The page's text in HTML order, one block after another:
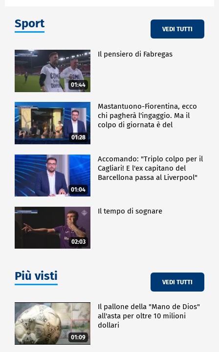
Sport VEDI TUTTI
01:44
Il pensiero di Fabregas
01:28
Mastantuono-Fiorentina, ecco
chi pagherà l'ingaggio. Ma il
colpo di giornata è del
01:04
Accomando: "Triplo colpo per il
Cagliari! E l'ex capitano del
Barcellona passa al Liverpool"
02:03
Il tempo di sognare
Più visti VEDI TUTTI
01:09
Il pallone della "Mano de Dios"
all'asta per oltre 10 milioni
dollari